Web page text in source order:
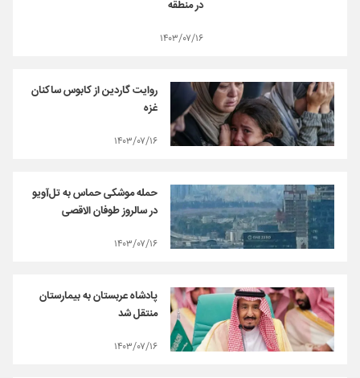
در منطقه
۱۴۰۳/۰۷/۱۶
روایت گاردین از کابوس ساکنان
غزه
۱۴۰۳/۰۷/۱۶
حمله موشکی حماس به تل‌آویو
در سالروز طوفان الاقصی
۱۴۰۳/۰۷/۱۶
پادشاه عربستان به بیمارستان
منتقل شد
۱۴۰۳/۰۷/۱۶